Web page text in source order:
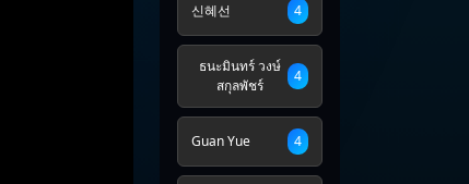
신혜선 4
ธนะมินทร์ วงษ์
สกุลพัชร์
4
Guan Yue 4